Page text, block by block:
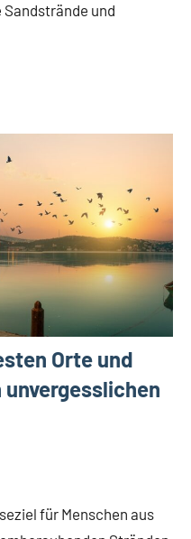
und
Orte und
für Menschen aus